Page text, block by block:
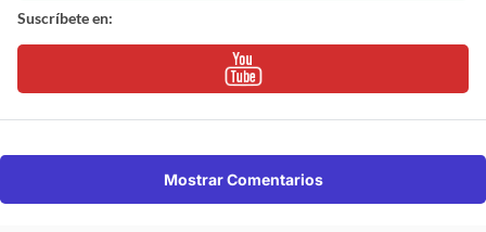
Suscríbete en:
Mostrar Comentarios